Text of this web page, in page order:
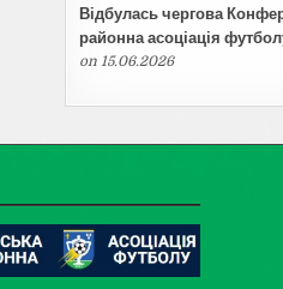
Відбулась чергова
районна асоціація
on 15.06.2026